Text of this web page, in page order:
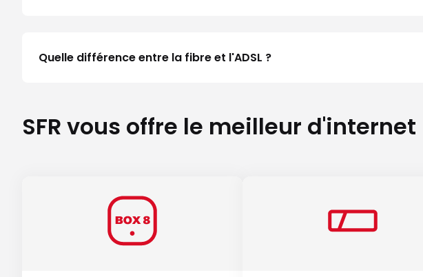
Quelle différence entre la fibre et l'ADSL ?
SFR vous offre le meilleur d'internet